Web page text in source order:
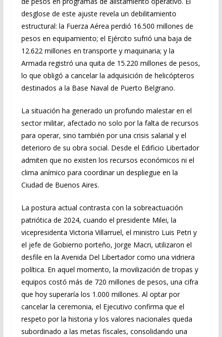
desglose de este ajuste revela un debilitamiento
estructural: la Fuerza Aérea perdió 16.500 millones de
pesos en equipamiento; el Ejército sufrió una baja de
12.622 millones en transporte y maquinaria; y la
Armada registró una quita de 15.220 millones de pesos,
lo que obligó a cancelar la adquisición de helicópteros
destinados a la Base Naval de Puerto Belgrano.
La situación ha generado un profundo malestar en el
sector militar, afectado no solo por la falta de recursos
para operar, sino también por una crisis salarial y el
deterioro de su obra social. Desde el Edificio Libertador
admiten que no existen los recursos económicos ni el
clima anímico para coordinar un despliegue en la
Ciudad de Buenos Aires.
La postura actual contrasta con la sobreactuación
patriótica de 2024, cuando el presidente Milei, la
vicepresidenta Victoria Villarruel, el ministro Luis Petri y
el jefe de Gobierno porteño, Jorge Macri, utilizaron el
desfile en la Avenida Del Libertador como una vidriera
política. En aquel momento, la movilización de tropas y
equipos costó más de 720 millones de pesos, una cifra
que hoy superaría los 1.000 millones. Al optar por
cancelar la ceremonia, el Ejecutivo confirma que el
respeto por la historia y los valores nacionales queda
subordinado a las metas fiscales, consolidando una